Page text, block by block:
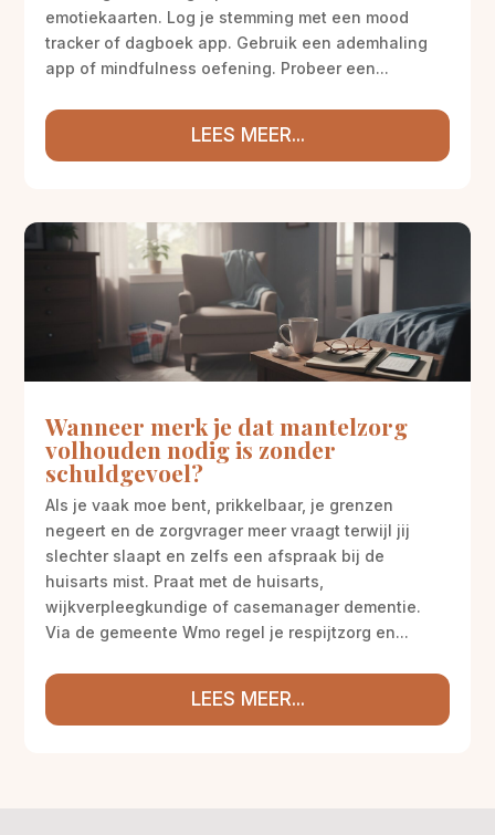
emotiekaarten. Log je stemming met een mood
tracker of dagboek app. Gebruik een ademhaling
app of mindfulness oefening. Probeer een...
LEES MEER...
Wanneer merk je dat mantelzorg
volhouden nodig is zonder
schuldgevoel?
Als je vaak moe bent, prikkelbaar, je grenzen
negeert en de zorgvrager meer vraagt terwijl jij
slechter slaapt en zelfs een afspraak bij de
huisarts mist. Praat met de huisarts,
wijkverpleegkundige of casemanager dementie.
Via de gemeente Wmo regel je respijtzorg en...
LEES MEER...